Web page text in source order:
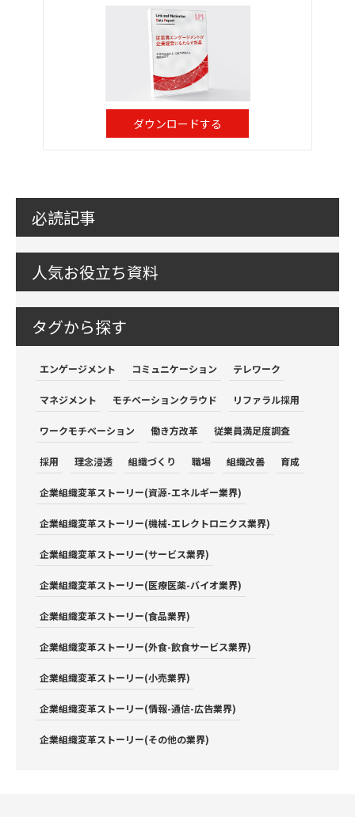
ダウンロードする
必読記事
人気お役立ち資料
タグから探す
エンゲージメント コミュニケーション テレワーク
マネジメント モチベーションクラウド リファラル採用
ワークモチベーション 働き方改革 従業員満足度調査
採用 理念浸透 組織づくり 職場 組織改善 育成
企業組織変革ストーリー(資源-エネルギー業界)
企業組織変革ストーリー(機械-エレクトロニクス業界)
企業組織変革ストーリー(サービス業界)
企業組織変革ストーリー(医療医薬-バイオ業界)
企業組織変革ストーリー(食品業界)
企業組織変革ストーリー(外食-飲食サービス業界)
企業組織変革ストーリー(小売業界)
企業組織変革ストーリー(情報-通信-広告業界)
企業組織変革ストーリー(その他の業界)